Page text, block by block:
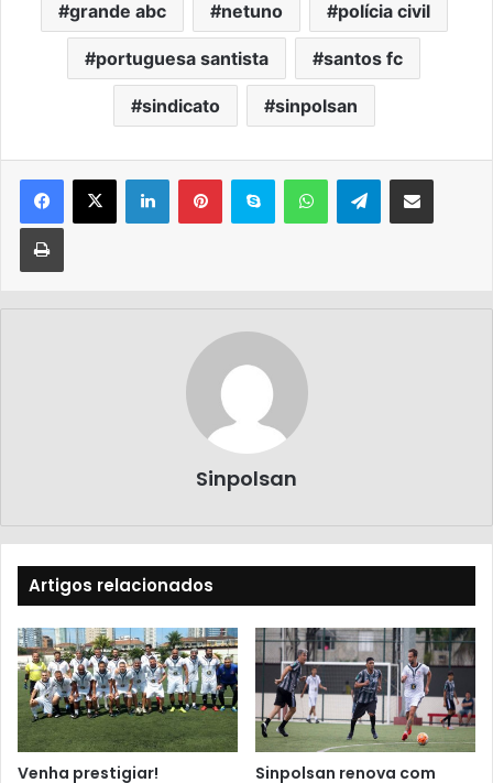
grande abc netuno polícia civil
portuguesa santista santos fc
sindicato sinpolsan
Sinpolsan
Artigos relacionados
Venha prestigiar!
Sinpolsan renova com